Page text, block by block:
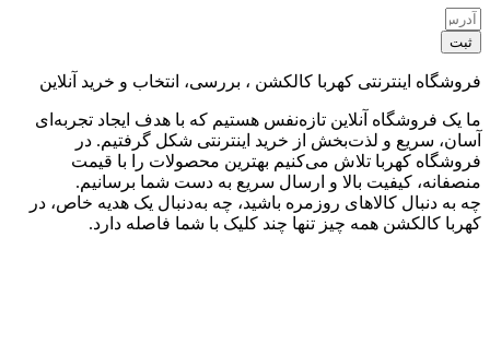
ثبت
فروشگاه اینترنتی کهربا کالکشن ، بررسی، انتخاب و خرید آنلاین
ما یک فروشگاه آنلاین تازه‌نفس هستیم که با هدف ایجاد تجربه‌ای
آسان، سریع و لذت‌بخش از خرید اینترنتی شکل گرفتیم. در
فروشگاه کهربا تلاش می‌کنیم بهترین محصولات را با قیمت
منصفانه، کیفیت بالا و ارسال سریع به دست شما برسانیم.
چه به دنبال کالاهای روزمره باشید، چه به‌دنبال یک هدیه خاص، در
کهربا کالکشن همه چیز تنها چند کلیک با شما فاصله دارد.